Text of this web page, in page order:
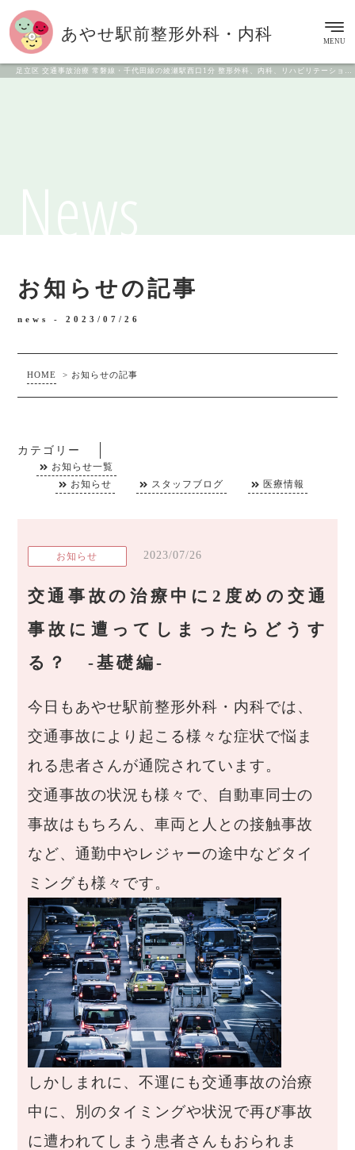
足立区 交通事故治療 常磐線・千代田線の綾瀬駅西口1分 整形外科、内科、リハビリテーション科
あやせ駅前整形外科・内科 MENU
お知らせの記事
news -2023/07/26
HOME > お知らせの記事
カテゴリー
お知らせ一覧
お知らせ
スタッフブログ 医療情報
お知らせ 2023/07/26
交通事故の治療中に2度めの交通
事故に遭ってしまったらどうす
る？ -基礎編-
今日もあやせ駅前整形外科・内科では、
交通事故により起こる様々な症状で悩ま
れる患者さんが通院されています。
交通事故の状況も様々で、自動車同士の
事故はもちろん、車両と人との接触事故
など、通勤中やレジャーの途中などタイ
ミングも様々です。
しかしまれに、不運にも交通事故の治療
中に、別のタイミングや状況で再び事故
に遭われてしまう患者さんもおられま